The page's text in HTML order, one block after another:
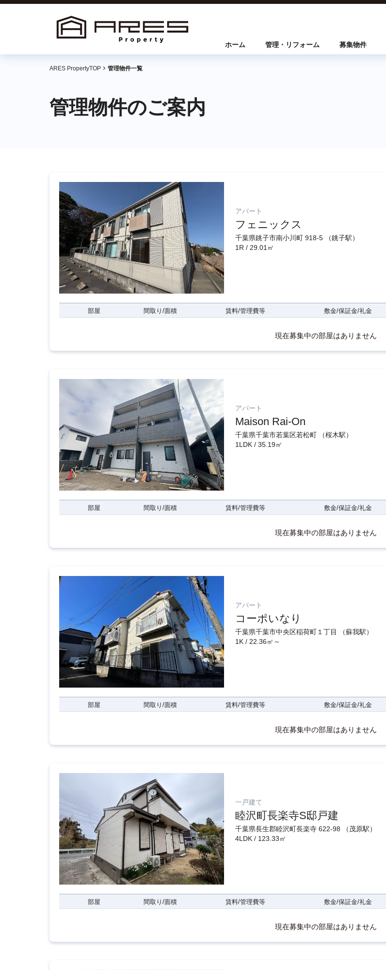
ホーム 管理・リフォーム 募集物件
ARES PropertyTOP 管理物件一覧
管理物件のご案内
アパート
フェニックス
千葉県銚子市南小川町 918-5 （銚子駅）
1R / 29.01㎡
部屋 間取り/面積 賃料/管理費等 敷金/保証金/礼金
現在募集中の部屋はありません
アパート
Maison Rai-On
千葉県千葉市若葉区若松町 （桜木駅）
1LDK / 35.19㎡
部屋 間取り/面積 賃料/管理費等 敷金/保証金/礼金
現在募集中の部屋はありません
アパート
コーポいなり
千葉県千葉市中央区稲荷町１丁目 （蘇我駅）
1K / 22.36㎡～
部屋 間取り/面積 賃料/管理費等 敷金/保証金/礼金
現在募集中の部屋はありません
一戸建て
睦沢町長楽寺S邸戸建
千葉県長生郡睦沢町長楽寺 622-98 （茂原駅）
4LDK / 123.33㎡
部屋 間取り/面積 賃料/管理費等 敷金/保証金/礼金
現在募集中の部屋はありません